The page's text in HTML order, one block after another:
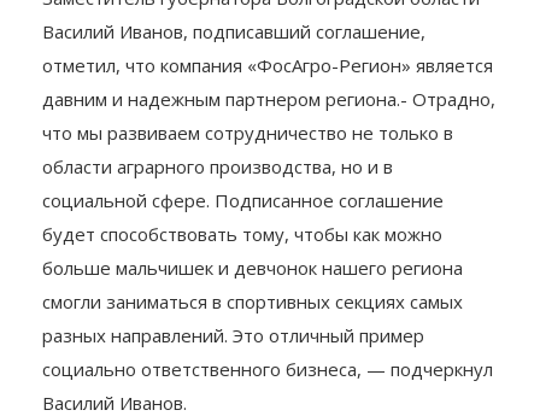
Василий Иванов, подписавший соглашение,
отметил, что компания «ФосАгро-Регион» является
давним и надежным партнером региона.- Отрадно,
что мы развиваем сотрудничество не только в
области аграрного производства, но и в
социальной сфере. Подписанное соглашение
будет способствовать тому, чтобы как можно
больше мальчишек и девчонок нашего региона
смогли заниматься в спортивных секциях самых
разных направлений. Это отличный пример
социально ответственного бизнеса, — подчеркнул
Василий Иванов.